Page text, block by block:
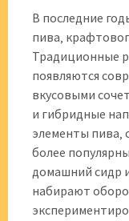
В последние
пива‚
Традиционные
появляются
вкусовыми
и гибридные
элементы пива‚
более
домашний сидр
набирают